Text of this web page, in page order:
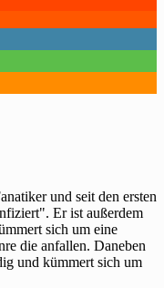
und seit den ersten
Er ist außerdem
sich um eine
die anfallen. Daneben
und kümmert sich um